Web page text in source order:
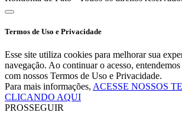
Termos de Uso e Privacidade
Esse site utiliza cookies para melhorar sua
navegação. Ao continuar o acesso,
com nossos Termos de Uso e Privacidade.
Para mais informações, ACESSE NOSSOS
CLICANDO AQUI
PROSSEGUIR